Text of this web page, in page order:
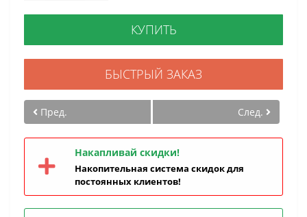
КУПИТЬ
БЫСТРЫЙ ЗАКАЗ
Пред. След.
Накапливай скидки!
Накопительная система скидок для
постоянных клиентов!